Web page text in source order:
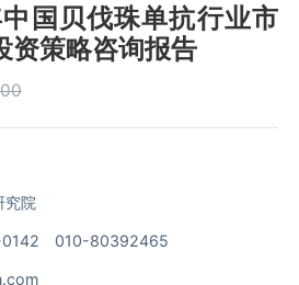
国贝伐珠单抗行业市
资策略咨询报告
究院
010-80392465